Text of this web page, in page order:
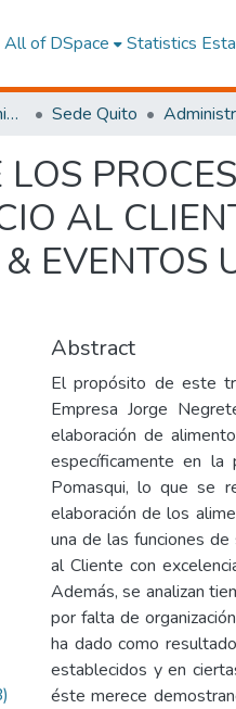
All of DSpace Statistics
Facultad de Ciencias Administrativas y Económicas Sede Quito
AL
&
Abstract
El propósito de este
Empresa Jorge
elaboración de
específicamente en
Pomasqui, lo que se
elaboración de los
una de las funciones
al Cliente con
Además, se analizan
por falta de
ha dado como
establecidos y en
éste merece